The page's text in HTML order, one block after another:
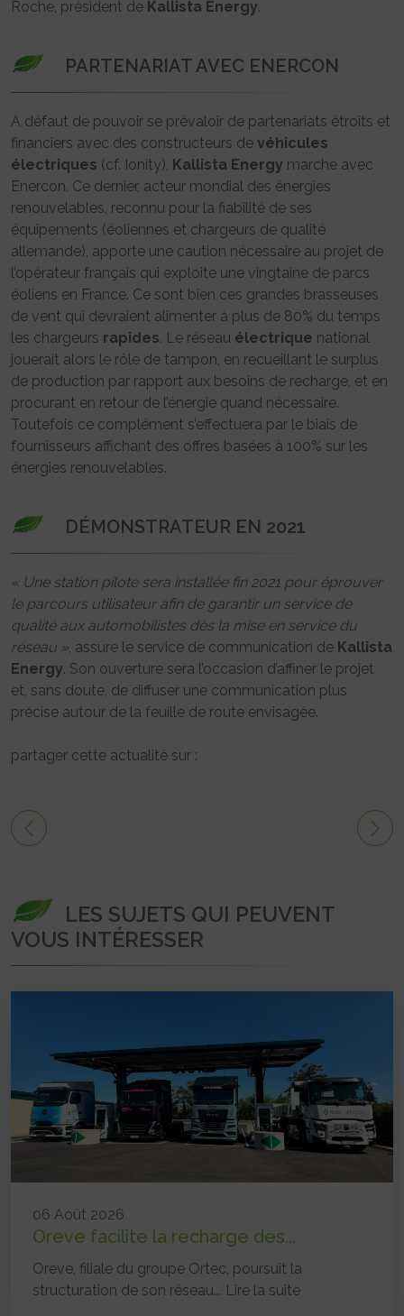
Roche, président de Kallista Energy.
PARTENARIAT AVEC ENERCON
A défaut de pouvoir se prévaloir de partenariats étroits et
financiers avec des constructeurs de véhicules
électriques (cf. Ionity), Kallista Energy marche avec
Enercon. Ce dernier, acteur mondial des énergies
renouvelables, reconnu pour la fiabilité de ses
équipements (éoliennes et chargeurs de qualité
allemande), apporte une caution nécessaire au projet de
l’opérateur français qui exploite une vingtaine de parcs
éoliens en France. Ce sont bien ces grandes brasseuses
de vent qui devraient alimenter à plus de 80% du temps
les chargeurs rapides. Le réseau électrique national
jouerait alors le rôle de tampon, en recueillant le surplus
de production par rapport aux besoins de recharge, et en
procurant en retour de l’énergie quand nécessaire.
Toutefois ce complément s’effectuera par le biais de
fournisseurs affichant des offres basées à 100% sur les
énergies renouvelables.
DÉMONSTRATEUR EN 2021
« Une station pilote sera installée fin 2021 pour éprouver
le parcours utilisateur afin de garantir un service de
qualité aux automobilistes dès la mise en service du
réseau », assure le service de communication de Kallista
Energy. Son ouverture sera l’occasion d’affiner le projet
et, sans doute, de diffuser une communication plus
précise autour de la feuille de route envisagée.
partager cette actualité sur :
LES SUJETS QUI PEUVENT
VOUS INTÉRESSER
06 Août 2026
Oreve facilite la recharge des...
Oreve, filiale du groupe Ortec, poursuit la
structuration de son réseau... Lire la suite